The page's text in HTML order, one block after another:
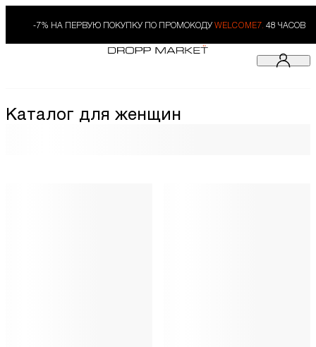
-7% НА ПЕРВУЮ ПОКУПКУ ПО ПРОМОКОДУ WELCOME7. 48 ЧАСОВ
Каталог для женщин